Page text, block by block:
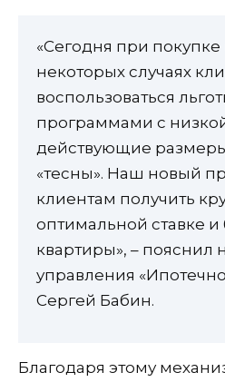
«Сегодня при
некоторых случаях
воспользоваться
программами с низкой
действующие
«тесны». Наш новый
клиентам получить
оптимальной ставке
квартиры», – пояснил
управления
Сергей Бабин.
Благодаря этому